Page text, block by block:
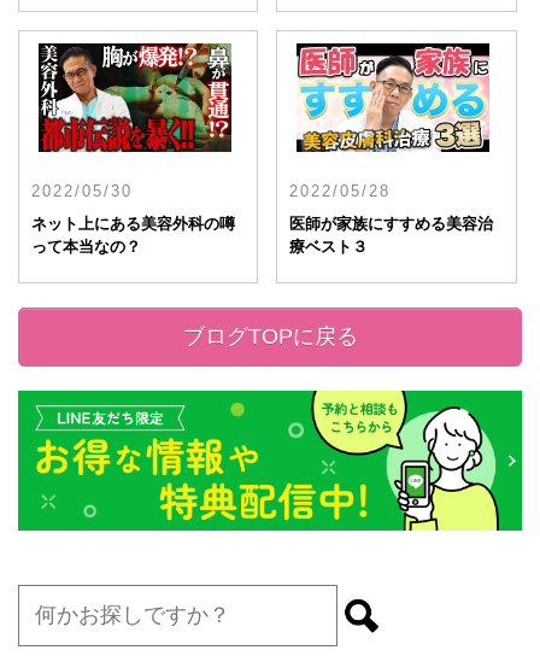
2022/05/30
ネット上にある美容外科の噂
って本当なの？
2022/05/28
医師が家族にすすめる美容治
療ベスト３
ブログTOPに戻る